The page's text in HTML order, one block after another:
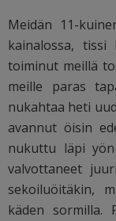
Meidän 11-
kainalossa, tissi
toiminut meillä
meille paras
nukahtaa heti
avannut öisin
nukuttu läpi
valvottaneet
sekoiluöitäkin,
käden sormilla.